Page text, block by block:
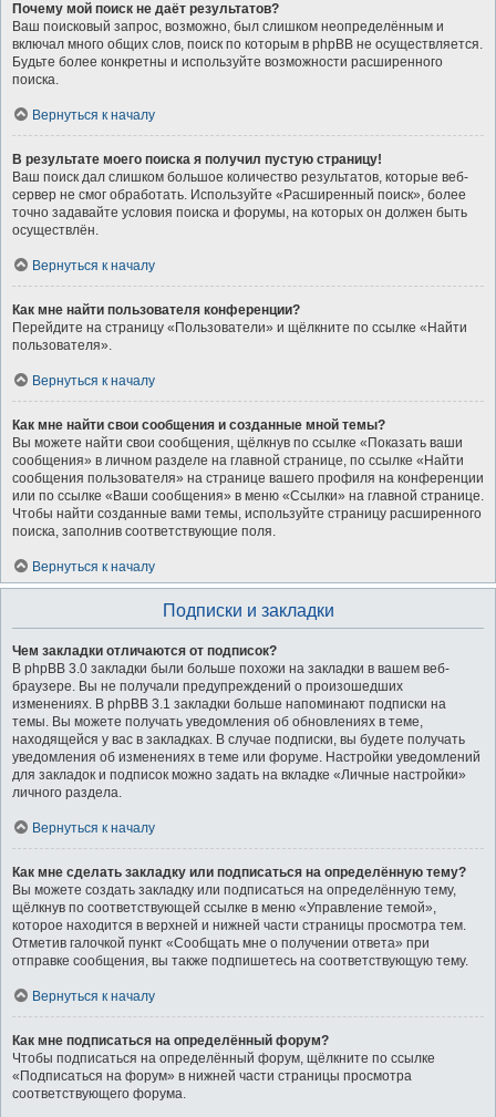
Почему мой поиск не даёт результатов?
Ваш поисковый запрос, возможно, был слишком неопределённым и
включал много общих слов, поиск по которым в phpBB не осуществляется.
Будьте более конкретны и используйте возможности расширенного
поиска.
Вернуться к началу
В результате моего поиска я получил пустую страницу!
Ваш поиск дал слишком большое количество результатов, которые веб-
сервер не смог обработать. Используйте «Расширенный поиск», более
точно задавайте условия поиска и форумы, на которых он должен быть
осуществлён.
Вернуться к началу
Как мне найти пользователя конференции?
Перейдите на страницу «Пользователи» и щёлкните по ссылке «Найти
пользователя».
Вернуться к началу
Как мне найти свои сообщения и созданные мной темы?
Вы можете найти свои сообщения, щёлкнув по ссылке «Показать ваши
сообщения» в личном разделе на главной странице, по ссылке «Найти
сообщения пользователя» на странице вашего профиля на конференции
или по ссылке «Ваши сообщения» в меню «Ссылки» на главной странице.
Чтобы найти созданные вами темы, используйте страницу расширенного
поиска, заполнив соответствующие поля.
Вернуться к началу
Подписки и закладки
Чем закладки отличаются от подписок?
В phpBB 3.0 закладки были больше похожи на закладки в вашем веб-
браузере. Вы не получали предупреждений о произошедших
изменениях. В phpBB 3.1 закладки больше напоминают подписки на
темы. Вы можете получать уведомления об обновлениях в теме,
находящейся у вас в закладках. В случае подписки, вы будете получать
уведомления об изменениях в теме или форуме. Настройки уведомлений
для закладок и подписок можно задать на вкладке «Личные настройки»
личного раздела.
Вернуться к началу
Как мне сделать закладку или подписаться на определённую тему?
Вы можете создать закладку или подписаться на определённую тему,
щёлкнув по соответствующей ссылке в меню «Управление темой»,
которое находится в верхней и нижней части страницы просмотра тем.
Отметив галочкой пункт «Сообщать мне о получении ответа» при
отправке сообщения, вы также подпишетесь на соответствующую тему.
Вернуться к началу
Как мне подписаться на определённый форум?
Чтобы подписаться на определённый форум, щёлкните по ссылке
«Подписаться на форум» в нижней части страницы просмотра
соответствующего форума.